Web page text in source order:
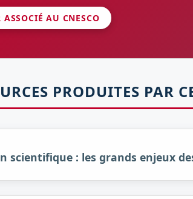
ASSOCIÉ AU CNESCO
PRODUITES PAR
scientifique : les grands enjeux